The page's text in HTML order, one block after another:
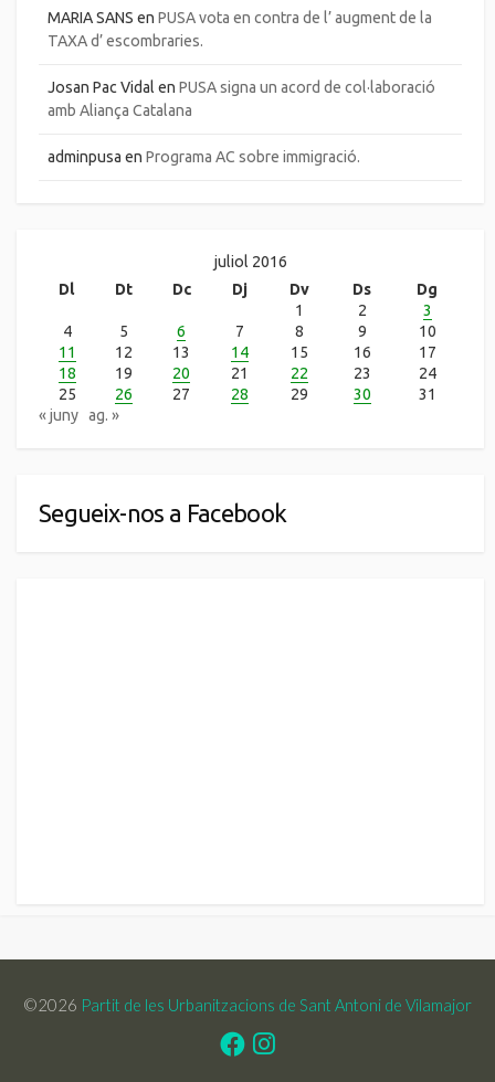
MARIA SANS en PUSA vota en contra de l’ augment de la
TAXA d’ escombraries.
Josan Pac Vidal en PUSA signa un acord de col·laboració
amb Aliança Catalana
adminpusa en Programa AC sobre immigració.
juliol 2016
Dl
Dt Dc Dj Dv Ds
Dg
1
2
3
4
5 6 7 8 9
10
11
12 13 14 15 16
17
18
19 20 21 22 23
24
25
26 27 28 29 30
31
« juny ag. »
Segueix-nos a Facebook
©2026 Partit de les Urbanitzacions de Sant Antoni de Vilamajor
FacebookInstagram